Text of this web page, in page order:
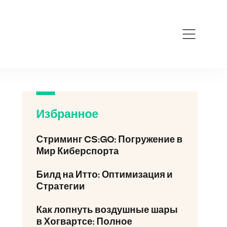
Избранное
Стриминг CS:GO: Погружение в
Мир Киберспорта
Билд на Итто: Оптимизация и
Стратегии
Как лопнуть воздушные шары
в Хогвартсе: Полное